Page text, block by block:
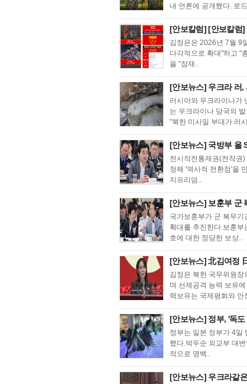
내 언론에 공개했다. 로
[안보칼럼] [안보칼럼]
김정은은 2026년 7월 9
다각적으로 확대"하고 "
을 "잠재..
[안보뉴스] 우크라 러,
러시아와 우크라이나가
는 우크라이나 당국의
"북한 미사일 부대가 러
[안보뉴스] 국방부 올
전시작전통제권(전작권
정해 '역사적 전환점'을
지프리덤..
[안보뉴스] 보훈부 군
국가보훈부가 군 복무기
확대를 추진한다.보훈
호에 대한 정당한 보상..
[안보뉴스] 北김여정
김정은 북한 국무위원
며 선제공격 능력 보유
력보유는 국제평화와 안
[안보뉴스] 정부, '독
정부는 일본 정부가 4일
했다.박두순 외교부 대
적으로 명백..
[안보뉴스] 우크라같